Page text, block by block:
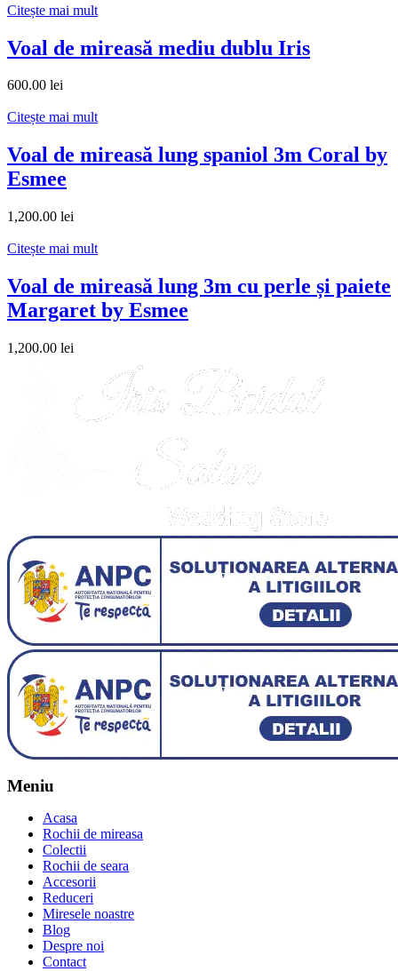
Citește mai mult
Voal de mireasă mediu dublu Iris
600.00 lei
Citește mai mult
Voal de mireasă lung spaniol 3m Coral by
Esmee
1,200.00 lei
Citește mai mult
Voal de mireasă lung 3m cu perle și paiete
Margaret by Esmee
1,200.00 lei
Meniu
Acasa
Rochii de mireasa
Colectii
Rochii de seara
Accesorii
Reduceri
Miresele noastre
Blog
Despre noi
Contact